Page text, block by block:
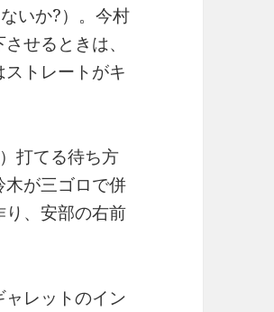
いか?）。今村
せるときは、
トレートがキ
打てる待ち方
が三ゴロで併
、安部の右前
レットのイン